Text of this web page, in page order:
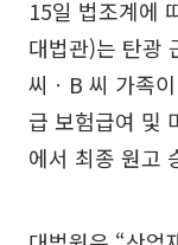
15일 법조계에
대법관)는 탄광
씨ㆍB 씨 가족
급 보험급여 및
에서 최종 원고